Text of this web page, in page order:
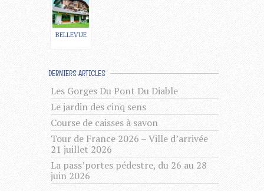
BELLEVUE
DERNIERS ARTICLES
Les Gorges Du Pont Du Diable
Le jardin des cinq sens
Course de caisses à savon
Tour de France 2026 – Ville d’arrivée
21 juillet 2026
La pass’portes pédestre, du 26 au 28
juin 2026